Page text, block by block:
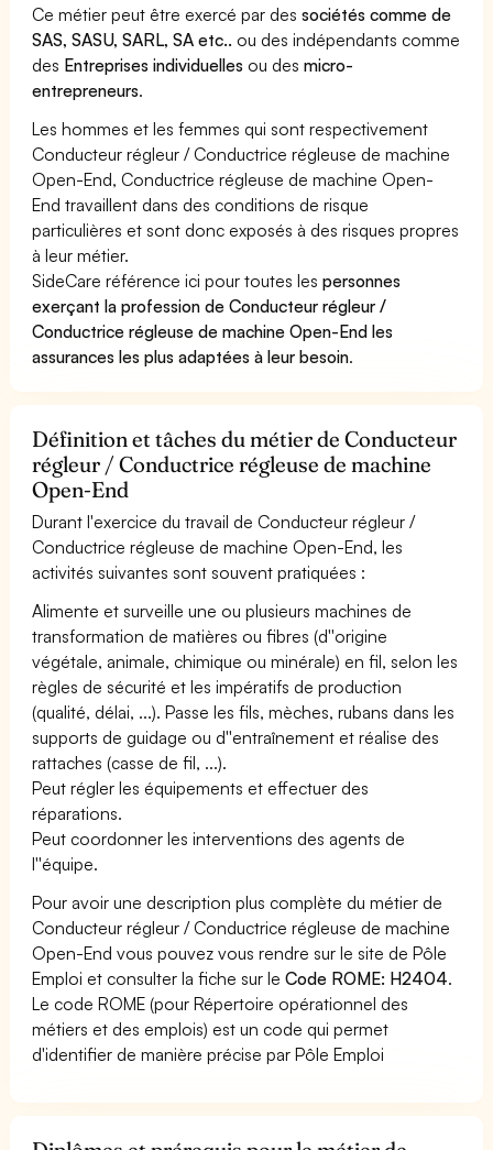
Ce métier peut être exercé par dessociétés comme de
SAS, SASU, SARL, SA etc.. ou des indépendants comme
des Entreprises individuelles ou desmicro-
entrepreneurs.
Les hommes et les femmes qui sont respectivement
Conducteur régleur / Conductrice régleuse de machine
Open-End, Conductrice régleuse de machine Open-
End travaillent dans des conditions de risque
particulières et sont donc exposés à des risques propres
à leur métier.
SideCare référence ici pour toutes lespersonnes
exerçant la profession de Conducteur régleur /
Conductrice régleuse de machine Open-End les
assurances les plus adaptées à leur besoin.
Définition et tâches du métier de Conducteur
régleur / Conductrice régleuse de machine
Open-End
Durant l'exercice du travail de Conducteur régleur /
Conductrice régleuse de machine Open-End, les
activités suivantes sont souvent pratiquées :
Alimente et surveille une ou plusieurs machines de
transformation de matières ou fibres (d''origine
végétale, animale, chimique ou minérale) en fil, selon les
règles de sécurité et les impératifs de production
(qualité, délai, ...). Passe les fils, mèches, rubans dans les
supports de guidage ou d''entraînement et réalise des
rattaches (casse de fil, ...).
Peut régler les équipements et effectuer des
réparations.
Peut coordonner les interventions des agents de
l''équipe.
Pour avoir une description plus complète du métier de
Conducteur régleur / Conductrice régleuse de machine
Open-End vous pouvez vous rendre sur le site de Pôle
Emploi et consulter la fiche sur leCode ROME: H2404.
Le code ROME (pour Répertoire opérationnel des
métiers et des emplois) est un code qui permet
d'identifier de manière précise par Pôle Emploi